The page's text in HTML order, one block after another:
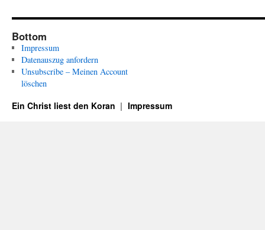
Bottom
Impressum
Datenauszug anfordern
Unsubscribe – Meinen Account
löschen
Ein Christ liest den Koran Impressum